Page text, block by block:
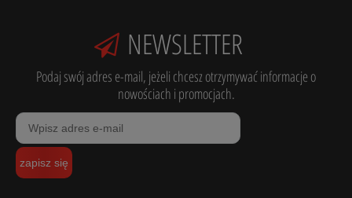
NEWSLETTER
Podaj swój adres e-mail, jeżeli chcesz otrzymywać informacje o
nowościach i promocjach.
zapisz się